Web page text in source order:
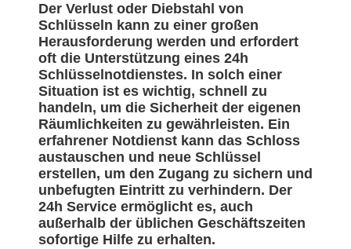
Der Verlust oder Diebstahl von
Schlüsseln kann zu einer großen
Herausforderung werden und erfordert
oft die Unterstützung eines 24h
Schlüsselnotdienstes. In solch einer
Situation ist es wichtig, schnell zu
handeln, um die Sicherheit der eigenen
Räumlichkeiten zu gewährleisten. Ein
erfahrener Notdienst kann das Schloss
austauschen und neue Schlüssel
erstellen, um den Zugang zu sichern und
unbefugten Eintritt zu verhindern. Der
24h Service ermöglicht es, auch
außerhalb der üblichen Geschäftszeiten
sofortige Hilfe zu erhalten.